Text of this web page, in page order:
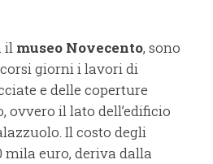
il museo Novecento, sono
giorni i lavori di
e delle coperture
ovvero il lato dell’edificio
Il costo degli
mila euro, deriva dalla